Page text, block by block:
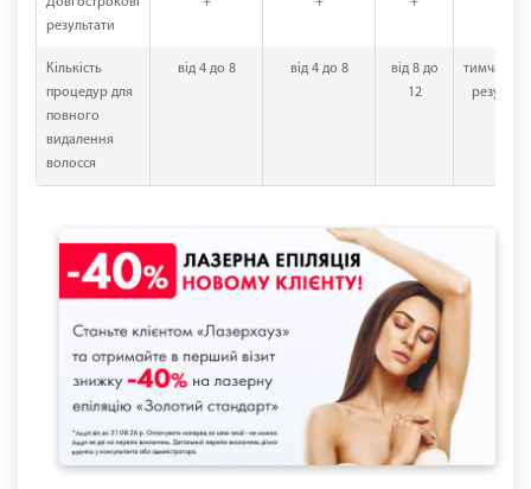
Довгострокові
результати
+ + +
Кількість
процедур для
повного
видалення
волосся
від 4 до 8 від 4 до 8
від 8 до
12
результат